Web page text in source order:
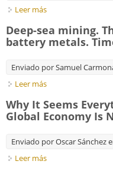
Leer más
Deep-sea mining.
battery metals.
Enviado porSamuel
Leer más
Why It Seems
Global Economy Is
Enviado porOscar Sánchez
Leer más